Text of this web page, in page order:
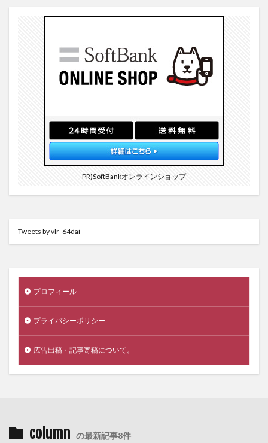
PR)SoftBankオンラインショップ
Tweets by vlr_64dai
プロフィール
プライバシーポリシー
広告出稿・記事寄稿について。
column の最新記事8件